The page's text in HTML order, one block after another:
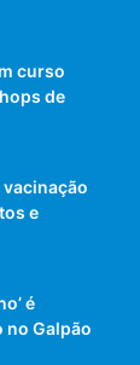
curso
de
e
é
no Galpão